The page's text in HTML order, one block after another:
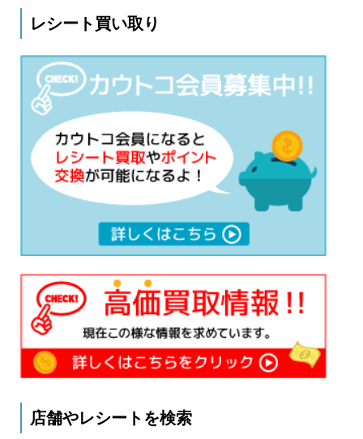
レシート買い取り
店舗やレシートを検索